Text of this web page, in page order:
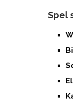
Spel